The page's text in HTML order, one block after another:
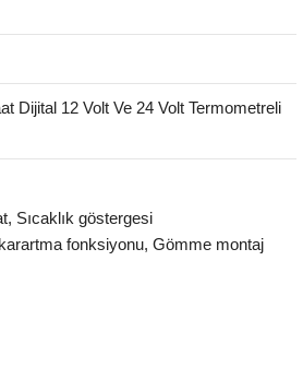
Dijital 12 Volt Ve 24 Volt Termometreli
Sıcaklık göstergesi
fonksiyonu, Gömme montaj